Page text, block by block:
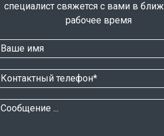
специалист свяжется с вами в
рабочее время